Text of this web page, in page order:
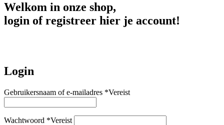
Welkom in onze shop,
login of registreer hier je account!
Login
Gebruikersnaam of e-mailadres *Vereist
Wachtwoord *Vereist